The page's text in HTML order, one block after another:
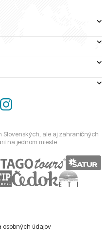
Slovenských, ale aj zahraničných
na jednom mieste
osobných údajov